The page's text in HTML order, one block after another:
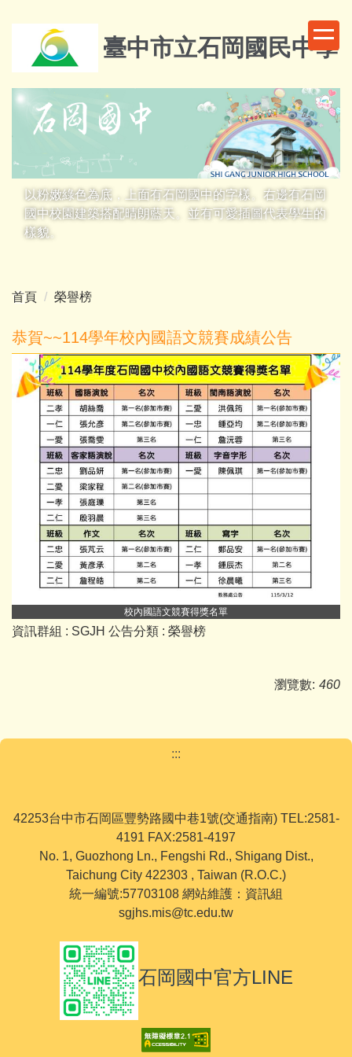
內
容
臺中市立石岡國民中學
以粉嫩綠色為底，上面有石岡國中的字樣。右邊有石岡
國中校園建築搭配晴朗藍天。並有可愛插圖代表學生的
樣貌。
首頁 榮譽榜
恭賀~~114學年校內國語文競賽成績公告
校內國語文競賽得獎名單
資訊群組 : SGJH 公告分類 : 榮譽榜
瀏覽數: 460
:::
42253台中市石岡區豐勢路國中巷1號(交通指南) TEL:2581-
4191 FAX:2581-4197
No. 1, Guozhong Ln., Fengshi Rd., Shigang Dist.,
Taichung City 422303 , Taiwan (R.O.C.)
統一編號:57703108 網站維護：資訊組
sgjhs.mis@tc.edu.tw
石岡國中官方LINE